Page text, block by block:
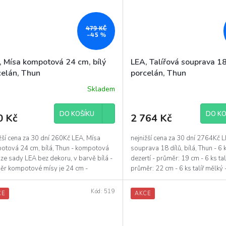
479 KČ
–45 %
Mísa kompotová 24 cm, bílý
Thun
Skladem
Kč DO KOŠÍKU
cena za 30 dní 260Kč LEA, Mísa
24 cm, bílá, Thun - kompotová
sady LEA bez dekoru, v barvě bílá -
kompotové mísy je 24 cm -
z vysoce...
LEA, Talířová souprava
porcelán, Thun
je
z
5
hvězdiček.
2 764 Kč DO
nejnižší cena za 30 dní 2764Kč
souprava 18 dílů, bílá, Thun - 6
dezertí - průměr: 19 cm - 6 ks
průměr: 22 cm - 6 ks talíř mělký
Kód: 519 AKCE